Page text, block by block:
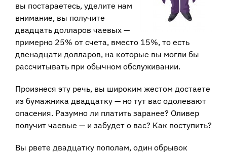
вы постараетесь, уделите нам
внимание, вы получите
двадцать долларов чаевых —
примерно 25% от счета, вместо 15%, то есть
двенадцати долларов, на которые вы могли бы
рассчитывать при обычном обслуживании.
Произнеся эту речь, вы широким жестом достаете
из бумажника двадцатку — но тут вас одолевают
опасения. Разумно ли платить заранее? Оливер
получит чаевые — и забудет о вас? Как поступить?
Вы рвете двадцатку пополам, один обрывок